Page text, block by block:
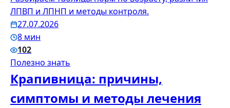
ЛПВП и ЛПНП и методы контроля.
27.07.2026
8 мин
102
Полезно знать
Крапивница: причины,
симптомы и методы лечения